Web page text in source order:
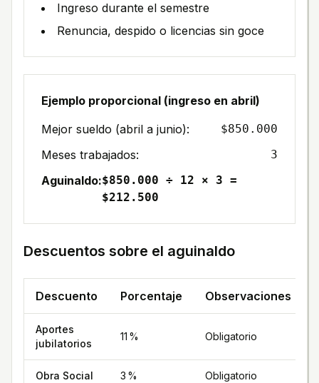
Ingreso durante el semestre
Renuncia, despido o licencias sin goce
Ejemplo proporcional (ingreso en abril)
Mejor sueldo (abril a junio):
$850.000
Meses trabajados: 3
Aguinaldo:$850.000 ÷ 12 × 3 =
$212.500
Descuentos sobre el aguinaldo
Descuento Porcentaje Observaciones
Aportes
jubilatorios
11 % Obligatorio
Obra Social 3 % Obligatorio